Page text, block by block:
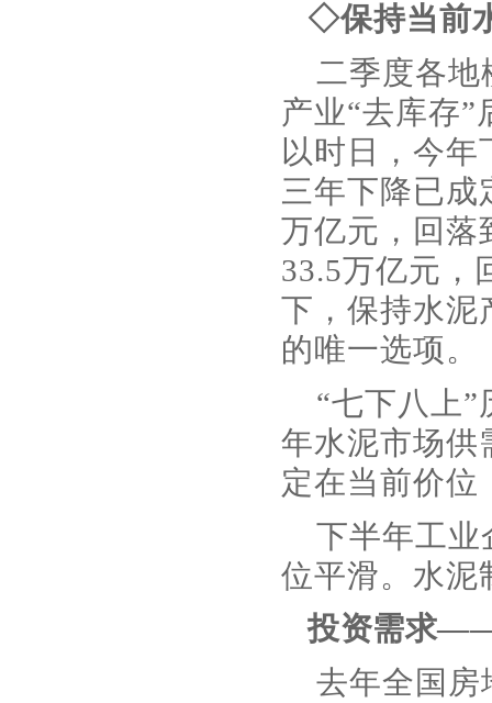
◇保持当前
二季度各地
产业“去库存
以时日，今
三年下降已成
万亿元，回落
33.5万亿元，
下，保持水泥
的唯一选项。
“七下八上
年水泥市场供
定在当前价位
下半年工业
位平滑。水泥
投资需求
去年全国房